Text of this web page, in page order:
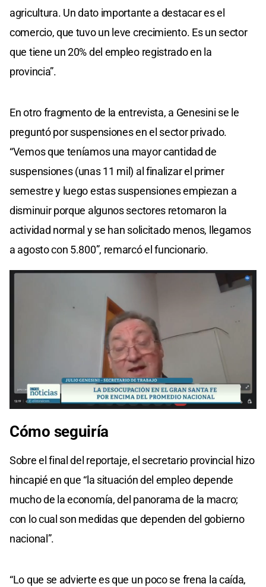
agricultura. Un dato importante a destacar es el
comercio, que tuvo un leve crecimiento. Es un sector
que tiene un 20% del empleo registrado en la
provincia”.
En otro fragmento de la entrevista, a Genesini se le
preguntó por suspensiones en el sector privado.
“Vemos que teníamos una mayor cantidad de
suspensiones (unas 11 mil) al finalizar el primer
semestre y luego estas suspensiones empiezan a
disminuir porque algunos sectores retomaron la
actividad normal y se han solicitado menos, llegamos
a agosto con 5.800”, remarcó el funcionario.
Cómo seguiría
Sobre el final del reportaje, el secretario provincial hizo
hincapié en que “la situación del empleo depende
mucho de la economía, del panorama de la macro;
con lo cual son medidas que dependen del gobierno
nacional”.
“Lo que se advierte es que un poco se frena la caída,